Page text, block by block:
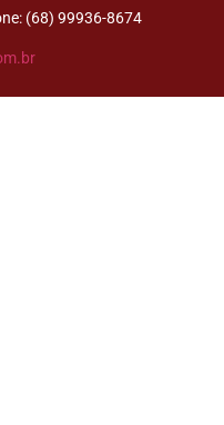
(68) 99936-8674